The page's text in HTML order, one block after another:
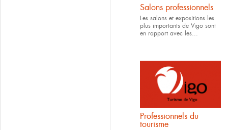
Salons professionnels
Les salons et expositions les
plus importants de Vigo sont
en rapport avec les...
Professionnels du
tourisme